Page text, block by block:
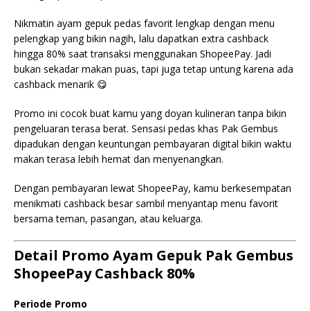
Nikmatin ayam gepuk pedas favorit lengkap dengan menu
pelengkap yang bikin nagih, lalu dapatkan extra cashback
hingga 80% saat transaksi menggunakan ShopeePay. Jadi
bukan sekadar makan puas, tapi juga tetap untung karena ada
cashback menarik 😋
Promo ini cocok buat kamu yang doyan kulineran tanpa bikin
pengeluaran terasa berat. Sensasi pedas khas Pak Gembus
dipadukan dengan keuntungan pembayaran digital bikin waktu
makan terasa lebih hemat dan menyenangkan.
Dengan pembayaran lewat ShopeePay, kamu berkesempatan
menikmati cashback besar sambil menyantap menu favorit
bersama teman, pasangan, atau keluarga.
Detail Promo Ayam Gepuk Pak Gembus
ShopeePay Cashback 80%
Periode Promo